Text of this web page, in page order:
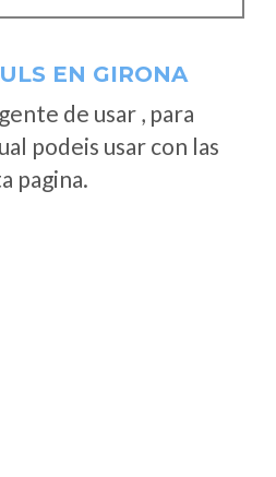
EN GIRONA
de usar , para
podeis usar con las
pagina.